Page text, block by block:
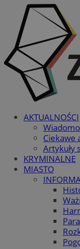
AKTUALNOŚCI
Ciekawe
Artykuły
KRYMINALNE
MIASTO